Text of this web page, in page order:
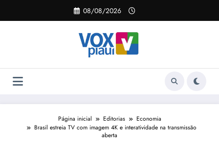
o
08/08/2026
Página inicial Editorias
Economia
Brasil estreia TV com imagem 4K e interatividade na transmissão
aberta